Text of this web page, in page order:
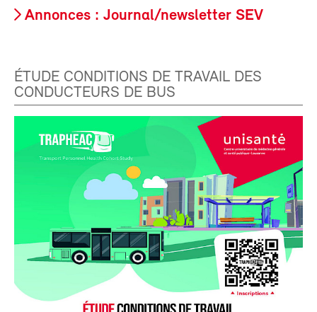
Annonces : Journal/newsletter SEV
ÉTUDE CONDITIONS DE TRAVAIL DES
CONDUCTEURS DE BUS